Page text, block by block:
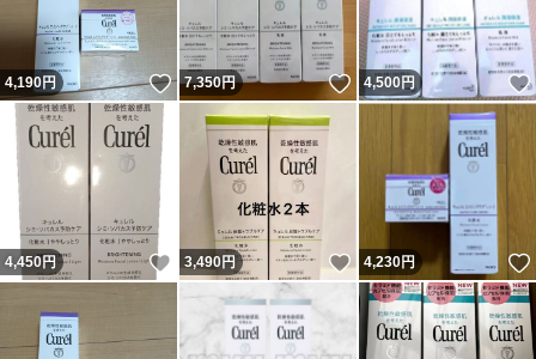
4,190円 いいね！
7,350円 いいね！
4,500円
4,450円 いいね！
3,490円 いいね！
4,230円